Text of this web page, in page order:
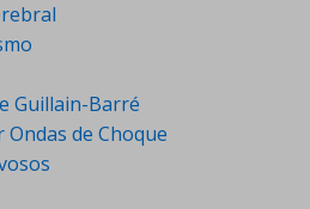
Guillain-Barré
de Choque